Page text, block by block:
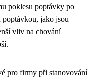
poklesu poptávky po
poptávkou, jako jsou
vliv na chování
pro firmy při stanovování